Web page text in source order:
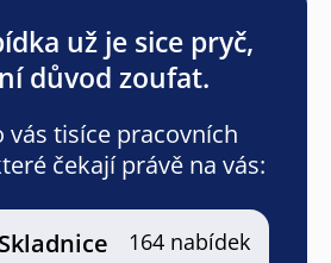
už je sice pryč,
důvod zoufat.
vás tisíce pracovních
čekají právě na vás:
164 nabídek